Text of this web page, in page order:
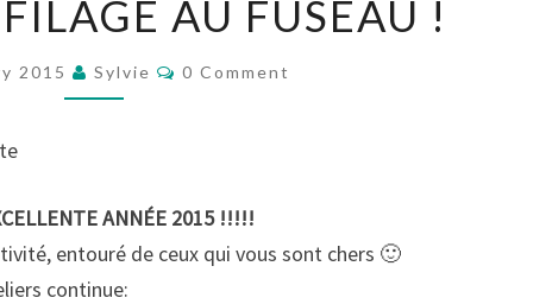
2015…
AVEC
FILAGE
AU
FUSEAU
AU FUSEAU !
2015 Sylvie Comments
0 Comment
ANNÉE 2015 !!!!!
entouré de ceux qui vous sont chers 🙂
continue: